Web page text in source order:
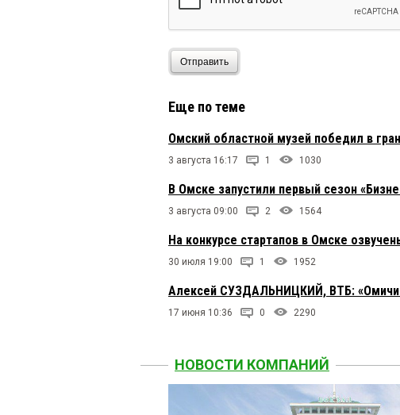
Отправить
Еще по теме
Омский областной музей победил в
3 августа 16:17 1 1030
В Омске запустили первый сезон
3 августа 09:00 2 1564
На конкурсе стартапов в Омске
30 июля 19:00 1 1952
Алексей СУЗДАЛЬНИЦКИЙ, ВТБ: «Омичи
17 июня 10:36 0 2290
НОВОСТИ КОМПАНИЙ